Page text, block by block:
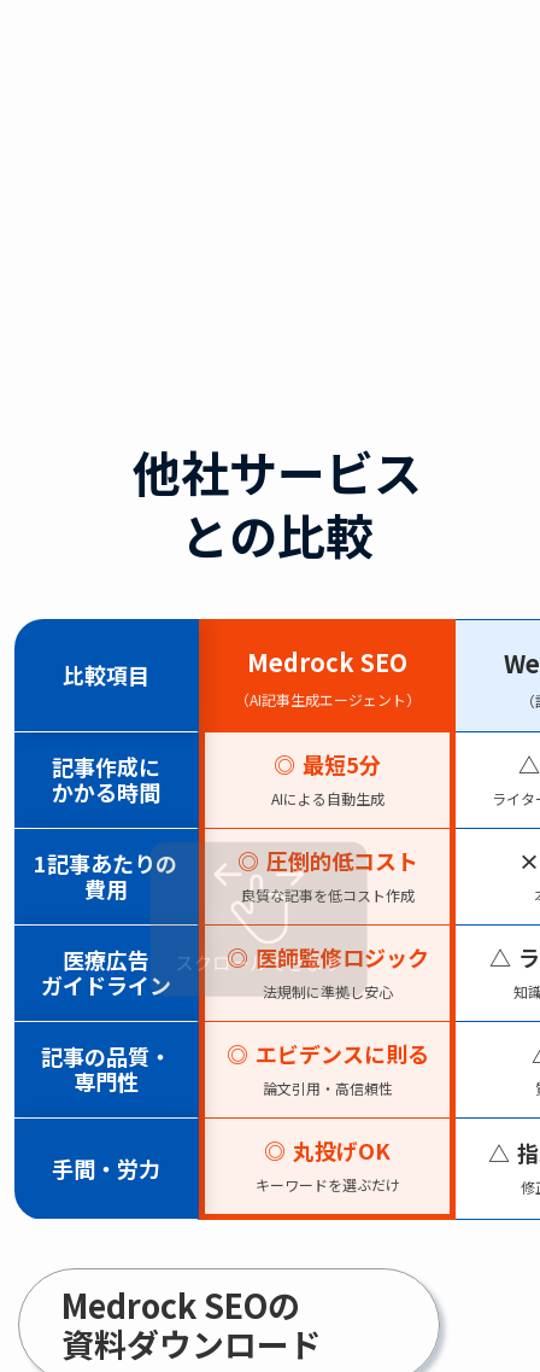
他社サービス
との比較
比較項目 Medrock SEO
（AI記事生成エージェント）
記事作成に
かかる時間
◎ 最短5分
AIによる自動生成
△
ライ
1記事あたりの
費用
◎ 圧倒的低コスト
良質な記事を低コスト作成
×
医療広告
ガイドライン
◎ 医師監修ロジック
法規制に準拠し安心
△
知
記事の品質・
専門性
◎ エビデンスに則る
論文引用・高信頼性
手間・労力
◎ 丸投げOK
キーワードを選ぶだけ
△
修
Medrock SEOの
資料ダウンロード